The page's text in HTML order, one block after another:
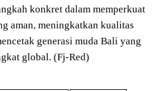
konkret dalam memperkuat
aman, meningkatkan kualitas
generasi muda Bali yang
global. (Fj-Red)